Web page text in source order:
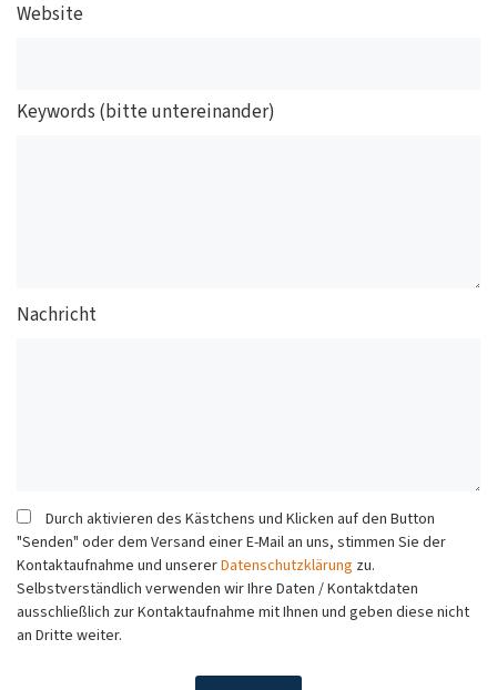
Website
Keywords (bitte untereinander)
Nachricht
Durch aktivieren des Kästchens und Klicken auf den Button
"Senden" oder dem Versand einer E-Mail an uns, stimmen Sie der
Kontaktaufnahme und unsererDatenschutzklärung zu.
Selbstverständlich verwenden wir Ihre Daten / Kontaktdaten
ausschließlich zur Kontaktaufnahme mit Ihnen und geben diese nicht
an Dritte weiter.